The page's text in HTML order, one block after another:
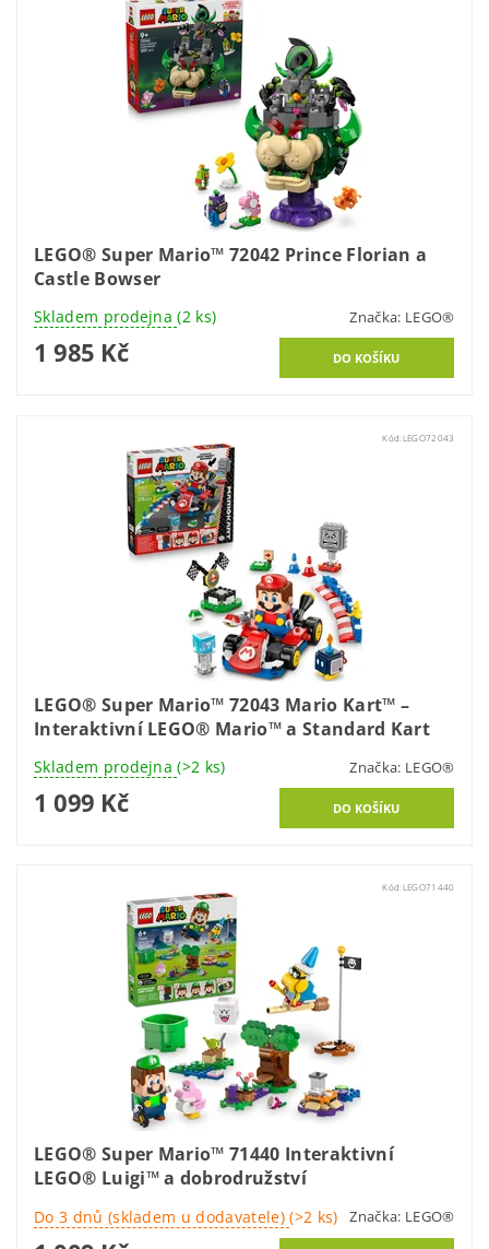
LEGO® Super Mario™ 72042 Prince Florian a
Castle Bowser
Skladem prodejna(2 ks) Značka: LEGO®
1 985 Kč
Kód: LEGO72043
LEGO® Super Mario™ 72043 Mario Kart™ –
Interaktivní LEGO® Mario™ a Standard Kart
Skladem prodejna(>2 ks) Značka: LEGO®
1 099 Kč
Kód:LEGO71440
LEGO® Super Mario™ 71440 Interaktivní
LEGO® Luigi™ a dobrodružství
Do 3 dnů (skladem u dodavatele)(>2 ks) Značka: LEGO®